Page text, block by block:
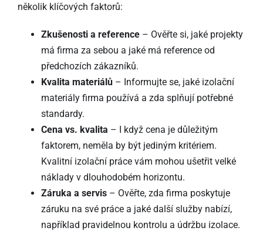
několik klíčových faktorů:
Zkušenosti a reference– Ověřte si, jaké projekty
má firma za sebou a jaké má reference od
předchozích zákazníků.
Kvalita materiálů– Informujte se, jaké izolační
materiály firma používá a zda splňují potřebné
standardy.
Cena vs. kvalita – I když cena je důležitým
faktorem, neměla by být jediným kritériem.
Kvalitní izolační práce vám mohou ušetřit velké
náklady v dlouhodobém horizontu.
Záruka a servis– Ověřte, zda firma poskytuje
záruku na své práce a jaké další služby nabízí,
například pravidelnou kontrolu a údržbu izolace.